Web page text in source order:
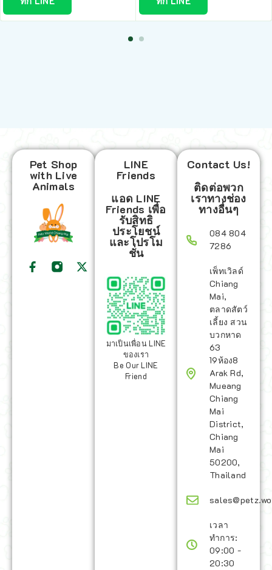
Pet Shop
with Live
Animals
LINE
Friends
แอด LINE
Friends เพื่อ
รับสิทธิ
ประโยชน์
และโปรโม
ชั่น
มาเป็นเพื่อน LINE
ของเรา
Be Our LINE
Friend
Contact Us!
ติดต่อพวก
เราทางช่อง
ทางอื่นๆ
084 804
7286
เพ็ทเวิลด์
Chiang
Mai,
ตลาดสัตว์
เลี้ยง สวน
บวกหาด
63
19ห้อง8
Arak Rd,
Mueang
Chiang
Mai
District,
Chiang
Mai
50200,
Thailand
เวลา
ทำการ:
09:00 -
20:30